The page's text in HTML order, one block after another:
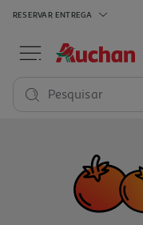
RESERVAR ENTREGA
Pesquisar